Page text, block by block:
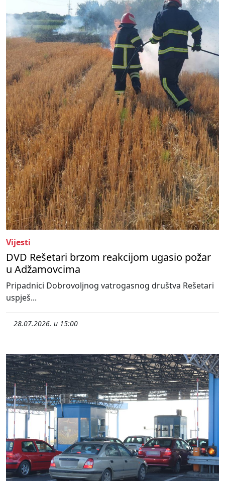
Vijesti
DVD Rešetari brzom reakcijom ugasio požar
u Adžamovcima
Pripadnici Dobrovoljnog vatrogasnog društva Rešetari
uspješ...
28.07.2026. u 15:00